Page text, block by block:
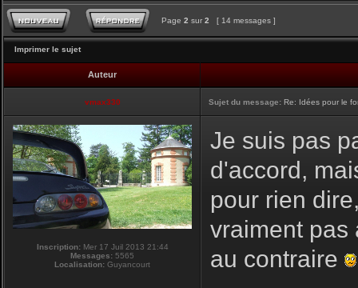
Page 2 sur 2 [ 14 messages ]
Imprimer le sujet
Auteur
vmax330 Sujet du message: Re: Idées pour le
Inscription:Mer 17 Juil 2013 21:44
Messages: 5565
Localisation: Guyancourt
Je suis pas
d'accord,
pour rien
vraiment pas
au contraire